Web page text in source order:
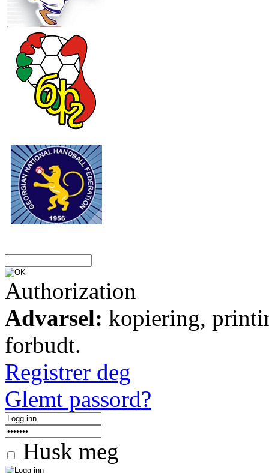
Authorization
Advarsel: kopiering,
forbudt.
Registrer deg
Glemt passord?
Husk meg